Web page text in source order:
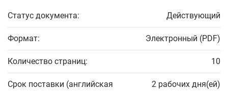
Статус документа: Действующий
Формат: Электронный (PDF)
Количество страниц: 10
Срок поставки (английская
2 рабочих дня(ей)